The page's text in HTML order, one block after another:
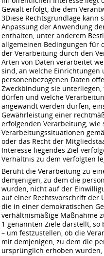
Gewalt erfolgt, die dem
3Diese Rechtsgrundlage kann
Anpassung der Anwendung
enthalten, unter anderem
allgemeinen Bedingungen für
der Verarbeitung durch den
Arten von Daten verarbeitet
sind, an welche Einrichtungen
personenbezogenen Daten
Zweckbindung sie
dürfen und welche
angewandt werden dürfen,
Gewährleistung einer
erfolgenden Verarbeitung,
Verarbeitungssituationen
oder das Recht der
Interesse liegendes Ziel
Verhältnis zu dem verfolgten
Beruht die Verarbeitung zu
demjenigen, zu dem die
wurden, nicht auf der
auf einer Rechtsvorschrift der
die in einer demokratischen
verhältnismäßige Maßnahme
1 genannten Ziele darstellt,
– um festzustellen, ob die
mit demjenigen, zu dem die
ursprünglich erhoben